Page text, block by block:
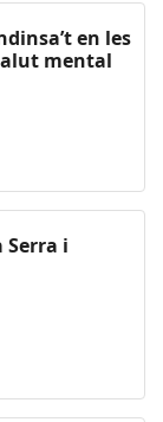
en les
mental
Serra i